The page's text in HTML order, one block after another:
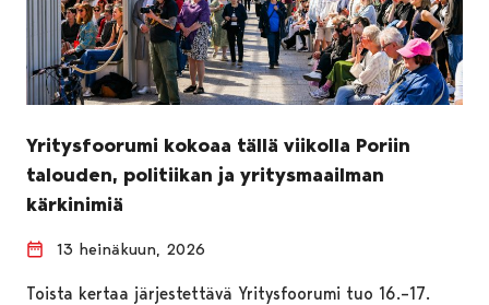
Yritysfoorumi kokoaa tällä viikolla Poriin
talouden, politiikan ja yritysmaailman
kärkinimiä
13 heinäkuun, 2026
Toista kertaa järjestettävä Yritysfoorumi tuo 16.–17.